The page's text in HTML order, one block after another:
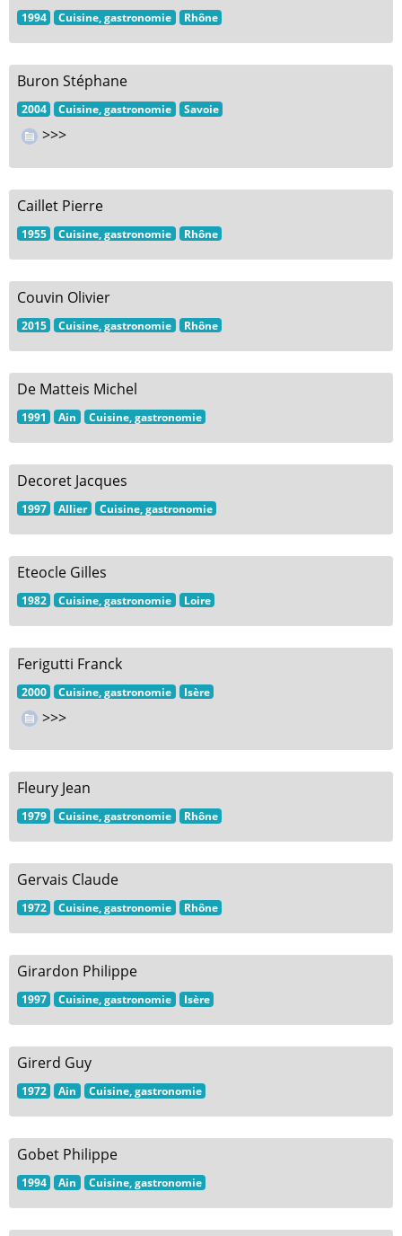
1994 Cuisine, gastronomie Rhône
Buron Stéphane
2004 Cuisine, gastronomie Savoie
>>>
Caillet Pierre
1955 Cuisine, gastronomie Rhône
Couvin Olivier
2015 Cuisine, gastronomie Rhône
De Matteis Michel
1991 Ain Cuisine, gastronomie
Decoret Jacques
1997 Allier Cuisine, gastronomie
Eteocle Gilles
1982 Cuisine, gastronomie Loire
Ferigutti Franck
2000 Cuisine, gastronomie Isère
>>>
Fleury Jean
1979 Cuisine, gastronomie Rhône
Gervais Claude
1972 Cuisine, gastronomie Rhône
Girardon Philippe
1997 Cuisine, gastronomie Isère
Girerd Guy
1972 Ain Cuisine, gastronomie
Gobet Philippe
1994 Ain Cuisine, gastronomie